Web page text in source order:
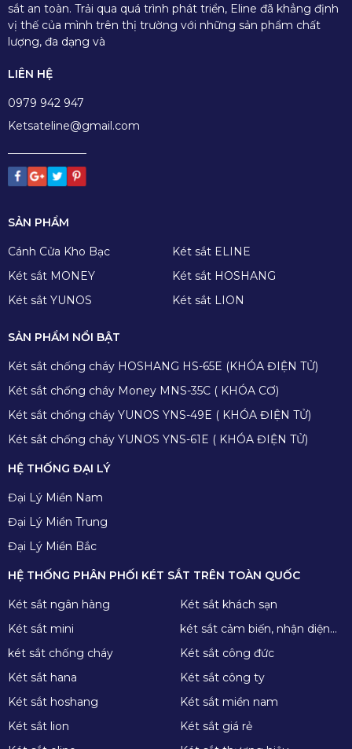
sắt an toàn. Trải qua quá trình phát triển, Eline đã khẳng định
vị thế của mình trên thị trường với những sản phẩm chất
lượng, đa dạng và
LIÊN HỆ
0979 942 947
Ketsateline@gmail.com
SẢN PHẨM
Cánh Cửa Kho Bạc
Két sắt ELINE
Két sắt MONEY
Két sắt HOSHANG
Két sắt YUNOS
Két sắt LION
SẢN PHẨM NỔI BẬT
Két sắt chống cháy HOSHANG HS-65E (KHÓA ĐIỆN TỬ)
Két sắt chống cháy Money MNS-35C ( KHÓA CƠ)
Két sắt chống cháy YUNOS YNS-49E ( KHÓA ĐIỆN TỬ)
Két sắt chống cháy YUNOS YNS-61E ( KHÓA ĐIỆN TỬ)
HỆ THỐNG ĐẠI LÝ
Đại Lý Miền Nam
Đại Lý Miền Trung
Đại Lý Miền Bắc
HỆ THỐNG PHÂN PHỐI KÉT SẮT TRÊN TOÀN QUỐC
Két sắt ngân hàng
Két sắt khách sạn
Két sắt mini
két sắt cảm biến, nhận diện
khuôn mặt
két sắt chống cháy
Két sắt công đức
Két sắt hana
Két sắt công ty
Két sắt hoshang
Két sắt miền nam
Két sắt lion
Két sắt giá rẻ